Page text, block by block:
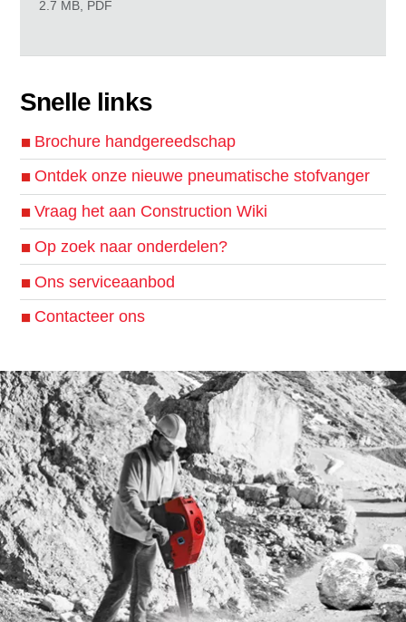
2.7 MB, PDF
Snelle links
Brochure handgereedschap
Ontdek onze nieuwe pneumatische stofvanger
Vraag het aan Construction Wiki
Op zoek naar onderdelen?
Ons serviceaanbod
Contacteer ons